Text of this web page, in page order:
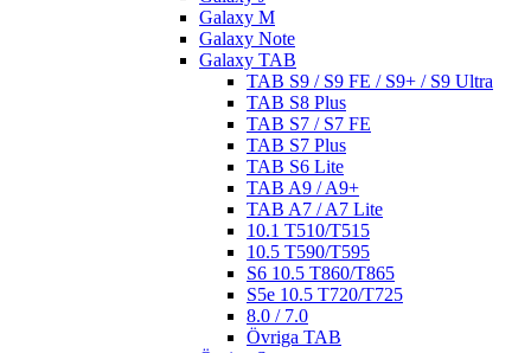
Galaxy M
Galaxy Note
Galaxy TAB
TAB S9 / S9 FE / S9+ / S9 Ultra
TAB S8 Plus
TAB S7 / S7 FE
TAB S7 Plus
TAB S6 Lite
TAB A9 / A9+
TAB A7 / A7 Lite
10.1 T510/T515
10.5 T590/T595
S6 10.5 T860/T865
S5e 10.5 T720/T725
8.0 / 7.0
Övriga TAB